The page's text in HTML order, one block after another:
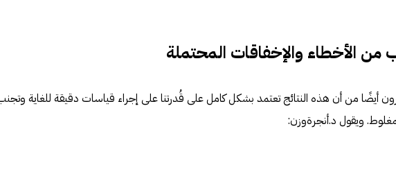
الأخطاء والإخفاقات المحتملة
أيضًا من أن هذه النتائج تعتمد بشكل كامل على قُدرتنا على إجراء قياسات دقيقة للغاية
ويقول د.أنجرةوزن: